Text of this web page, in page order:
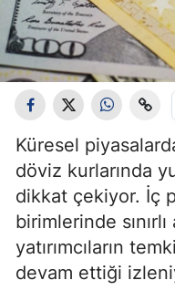
Küresel
döviz kurlarında
dikkat çekiyor. İç
birimlerinde
yatırımcıların
devam ettiği